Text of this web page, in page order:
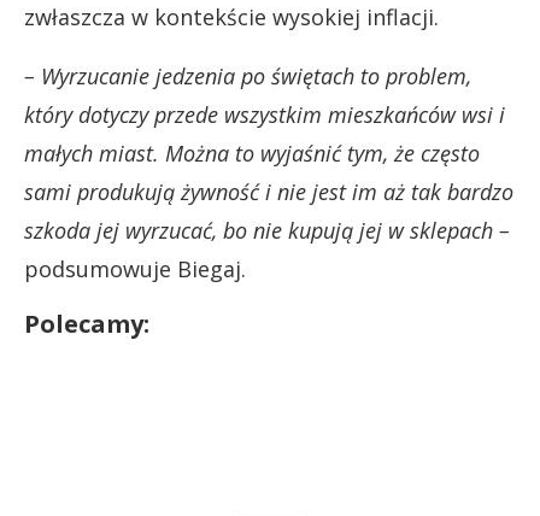
zwłaszcza w kontekście wysokiej inflacji.
– Wyrzucanie jedzenia po świętach to problem,
który dotyczy przede wszystkim mieszkańców wsi i
małych miast. Można to wyjaśnić tym, że często
sami produkują żywność i nie jest im aż tak bardzo
szkoda jej wyrzucać, bo nie kupują jej w sklepach –
podsumowuje Biegaj.
Polecamy: